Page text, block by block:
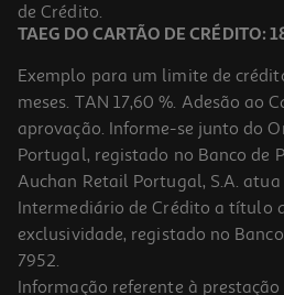
de Crédito.
TAEG DO CARTÃO DE CRÉDITO:
Exemplo para um limite de
meses. TAN 17,60 %. Adesão ao
aprovação. Informe-se junto do
Portugal, registado no Banco de
Auchan Retail Portugal, S.A.
Intermediário de Crédito a título
exclusividade, registado no
7952.
Informação referente à prestação